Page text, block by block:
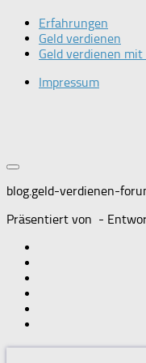
Erfahrungen
Geld verdienen
Geld verdienen mit
Impressum
blog.geld-verdienen-
Präsentiert von -